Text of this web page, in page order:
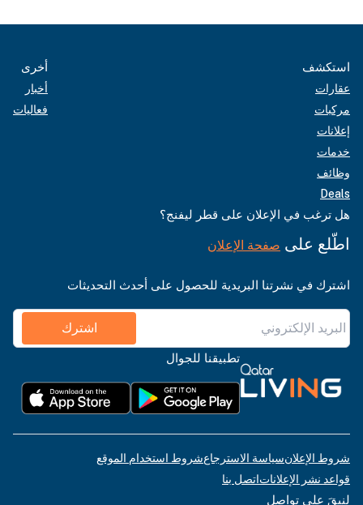
استكشف
عقارات
مركبات
إعلانات
خدمات
وظائف
Deals
أخرى
أخبار
فعاليات
هل ترغب في الإعلان على قطر ليفنج؟
اطّلع على صفحة الإعلان
اشترك في نشرتنا البريدية للحصول على أحدث التحديثات
اشترك
تطبيقنا للجوال
شروط الإعلانسياسة الاسترجاعشروط استخدام الموقع
قواعد نشر الإعلاناتاتصل بنا
لنبقَ على تواصل